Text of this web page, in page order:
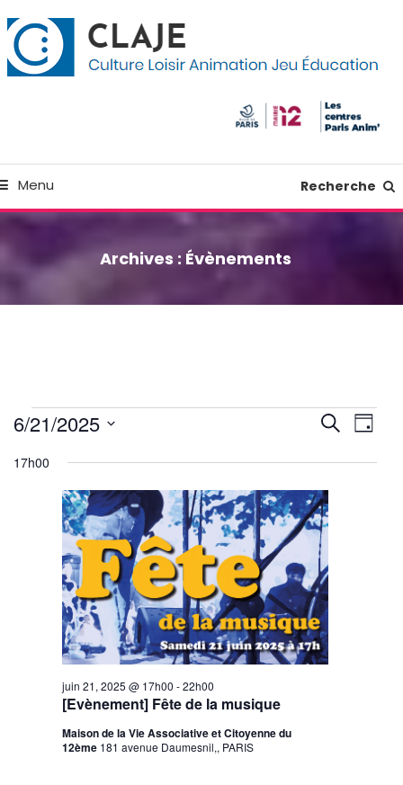
Menu Recherche
Archives : Évènements
Évènements
juin
et
de
vues
Recherche
de
Jour
6/21/2025
une
17h00
[Evènement] Fête de la musique
juin 21, 2025 @ 17h00 -22h00
Maison de la Vie Associative et Citoyenne du
12ème 181 avenue Daumesnil,, PARIS